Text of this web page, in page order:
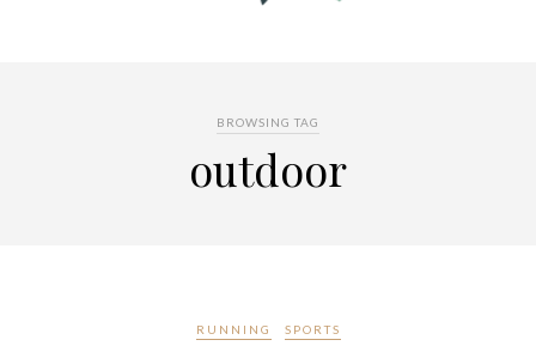
BROWSING TAG
outdoor
RUNNING SPORTS